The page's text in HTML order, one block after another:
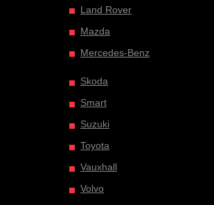
Land Rover
Mazda
Mercedes-Benz
Skoda
Smart
Suzuki
Toyota
Vauxhall
Volvo